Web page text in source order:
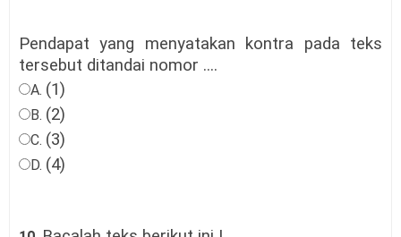
Pendapat yang menyatakan kontra pada teks
tersebut ditandai nomor ....
A. (1)
B. (2)
C. (3)
D. (4)